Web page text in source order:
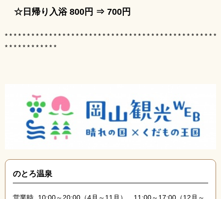
☆日帰り入浴 800円 ⇒ 700円
* * * * * * * * * * * * * * * * * * * * * * * * * * * * * * * * * * * * * * * * * * * * * * * *
* * * * * * * * * * * *
のとろ温泉